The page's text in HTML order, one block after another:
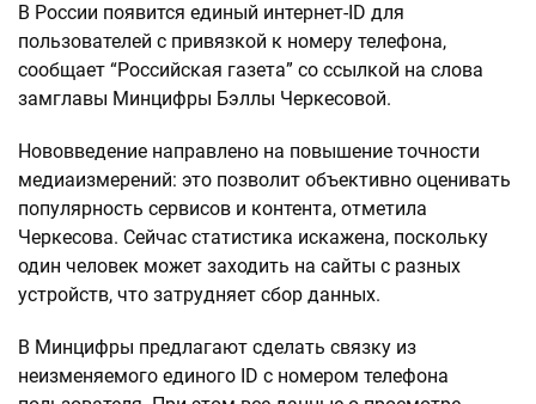
В России появится единый интернет-ID для
пользователей с привязкой к номеру телефона,
сообщает “Российская газета” со ссылкой на слова
замглавы Минцифры Бэллы Черкесовой.
Нововведение направлено на повышение точности
медиаизмерений: это позволит объективно оценивать
популярность сервисов и контента, отметила
Черкесова. Сейчас статистика искажена, поскольку
один человек может заходить на сайты с разных
устройств, что затрудняет сбор данных.
В Минцифры предлагают сделать связку из
неизменяемого единого ID с номером телефона